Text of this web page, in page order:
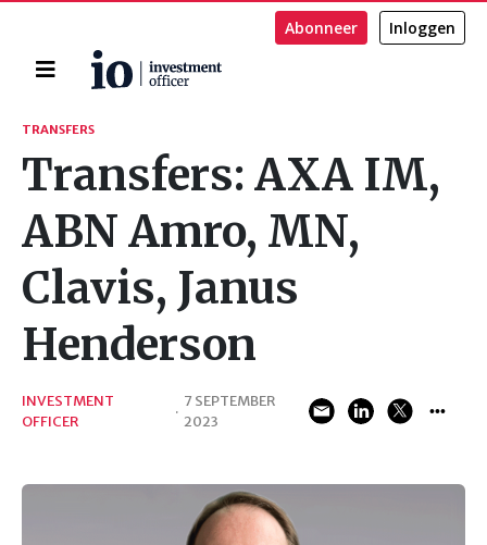
Home
Abonneer Inloggen
Zoeken
TRANSFERS
Transfers: AXA IM,
ABN Amro, MN,
Clavis, Janus
Henderson
INVESTMENT
OFFICER
·
7 SEPTEMBER
2023